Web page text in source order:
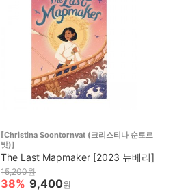
[Christina Soontornvat (크리스티나 순토르
밧)]
The Last Mapmaker [2023 뉴베리]
15,200원
38% 9,400원